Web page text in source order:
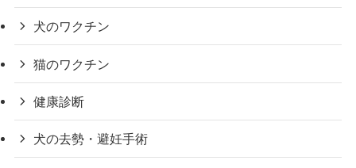
犬のワクチン
猫のワクチン
健康診断
犬の去勢・避妊手術